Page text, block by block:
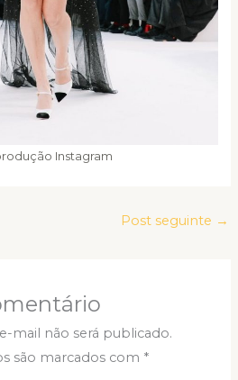
Instagram
Post seguinte →
mail não será publicado.
são marcados com *